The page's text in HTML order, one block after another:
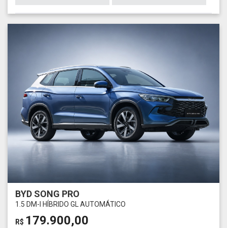
BYD SONG PRO
1.5 DM-I HÍBRIDO GL AUTOMÁTICO
R$ 179.900,00